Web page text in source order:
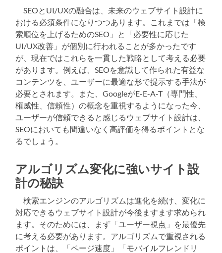
SEOとUI/UXの融合は、未来のウェブサイト設計に
おける必須条件になりつつあります。これまでは「検
索順位を上げるためのSEO」と「必要性に応じた
UI/UX改善」が個別に行われることが多かったです
が、現在ではこれらを一貫した戦略として考える必要
があります。例えば、SEOを意識して作られた有益な
コンテンツを、ユーザーに最適な形で提示する手法が
必要とされます。また、GoogleがE-E-A-T（専門性、
権威性、信頼性）の概念を重視するようになった今、
ユーザーが信頼できると感じるウェブサイト設計は、
SEOにおいても間違いなく高評価を得るポイントとな
るでしょう。
アルゴリズム変化に強いサイト設
計の秘訣
検索エンジンのアルゴリズムは進化を続け、変化に
対応できるウェブサイト設計が今後ますます求められ
ます。そのためには、まず「ユーザー視点」を最優先
に考える必要があります。アルゴリズムで重視される
ポイントは、「ページ速度」「モバイルフレンドリ